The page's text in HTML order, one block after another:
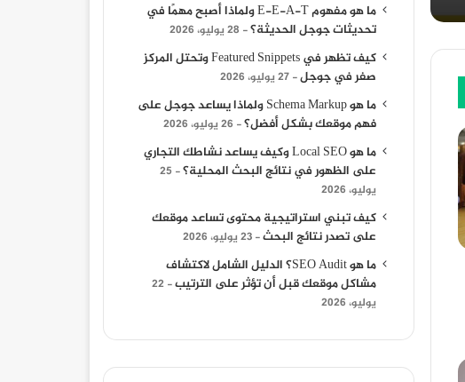
ما هو مفهوم E-E-A-T ولماذا أصبح مهمًا في
تحديثات جوجل الحديثة؟
28 يوليو، 2026
كيف تظهر في Featured Snippets وتحتل المركز
صفر في جوجل
27 يوليو، 2026
ما هو Schema Markup ولماذا يساعد جوجل على
فهم موقعك بشكل أفضل؟
26 يوليو، 2026
ما هو Local SEO وكيف يساعد نشاطك التجاري
على الظهور في نتائج البحث المحلية؟
25
يوليو، 2026
كيف تبني استراتيجية محتوى تساعد موقعك
على تصدر نتائج البحث
23 يوليو، 2026
ما هو SEO Audit؟ الدليل الشامل لاكتشاف
مشاكل موقعك قبل أن تؤثر على الترتيب
22
يوليو، 2026